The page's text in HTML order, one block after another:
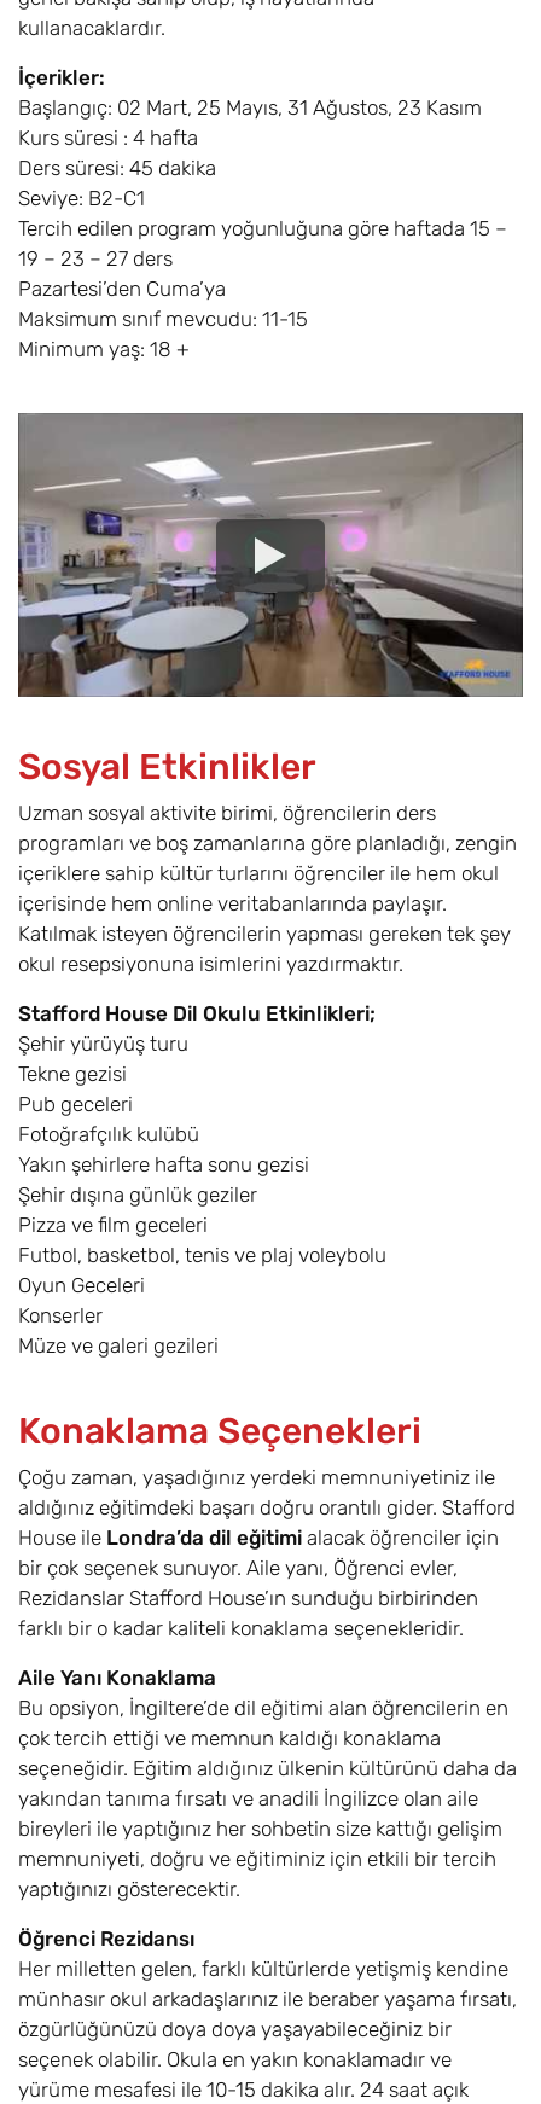
kullanacaklardır.
İçerikler:
Başlangıç: 02 Mart, 25 Mayıs, 31 Ağustos, 23 Kasım
Kurs süresi : 4 hafta
Ders süresi: 45 dakika
Seviye: B2-C1
Tercih edilen program yoğunluğuna göre haftada 15 –
19 – 23 – 27 ders
Pazartesi’den Cuma’ya
Maksimum sınıf mevcudu: 11-15
Minimum yaş: 18 +
Sosyal Etkinlikler
Uzman sosyal aktivite birimi, öğrencilerin ders
programları ve boş zamanlarına göre planladığı, zengin
içeriklere sahip kültür turlarını öğrenciler ile hem okul
içerisinde hem online veritabanlarında paylaşır.
Katılmak isteyen öğrencilerin yapması gereken tek şey
okul resepsiyonuna isimlerini yazdırmaktır.
Stafford House Dil Okulu Etkinlikleri;
Şehir yürüyüş turu
Tekne gezisi
Pub geceleri
Fotoğrafçılık kulübü
Yakın şehirlere hafta sonu gezisi
Şehir dışına günlük geziler
Pizza ve film geceleri
Futbol, basketbol, tenis ve plaj voleybolu
Oyun Geceleri
Konserler
Müze ve galeri gezileri
Konaklama Seçenekleri
Çoğu zaman, yaşadığınız yerdeki memnuniyetiniz ile
aldığınız eğitimdeki başarı doğru orantılı gider. Stafford
House ile Londra’da dil eğitimi alacak öğrenciler için
bir çok seçenek sunuyor. Aile yanı, Öğrenci evler,
Rezidanslar Stafford House’ın sunduğu birbirinden
farklı bir o kadar kaliteli konaklama seçenekleridir.
Aile Yanı Konaklama
Bu opsiyon, İngiltere’de dil eğitimi alan öğrencilerin en
çok tercih ettiği ve memnun kaldığı konaklama
seçeneğidir. Eğitim aldığınız ülkenin kültürünü daha da
yakından tanıma fırsatı ve anadili İngilizce olan aile
bireyleri ile yaptığınız her sohbetin size kattığı gelişim
memnuniyeti, doğru ve eğitiminiz için etkili bir tercih
yaptığınızı gösterecektir.
Öğrenci Rezidansı
Her milletten gelen, farklı kültürlerde yetişmiş kendine
münhasır okul arkadaşlarınız ile beraber yaşama fırsatı,
özgürlüğünüzü doya doya yaşayabileceğiniz bir
seçenek olabilir. Okula en yakın konaklamadır ve
yürüme mesafesi ile 10-15 dakika alır. 24 saat açık